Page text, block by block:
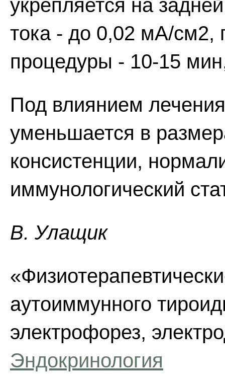
укрепляется на
тока - до 0,02 мА/см2,
процедуры - 10-15
Под влиянием
уменьшается в
консистенции,
иммунологический
В. Улащик
аутоиммунного
электрофорез,
Эндокринология